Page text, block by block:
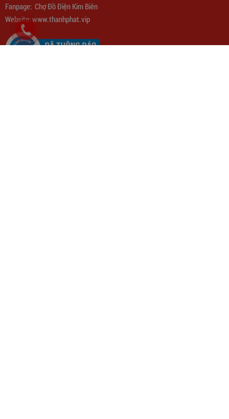
Fanpage: Chợ Đồ Điện Kim Biên
Website: www.thanhphat.vip